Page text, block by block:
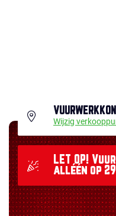
Wijzig
LET OP!
alléén op